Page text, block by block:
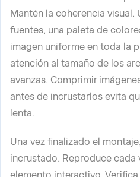
Mantén la coherencia
fuentes, una paleta de
imagen uniforme en toda la
atención al tamaño de los
avanzas. Comprimir
antes de incrustarlos evita
lenta.
Una vez finalizado el
incrustado. Reproduce cada